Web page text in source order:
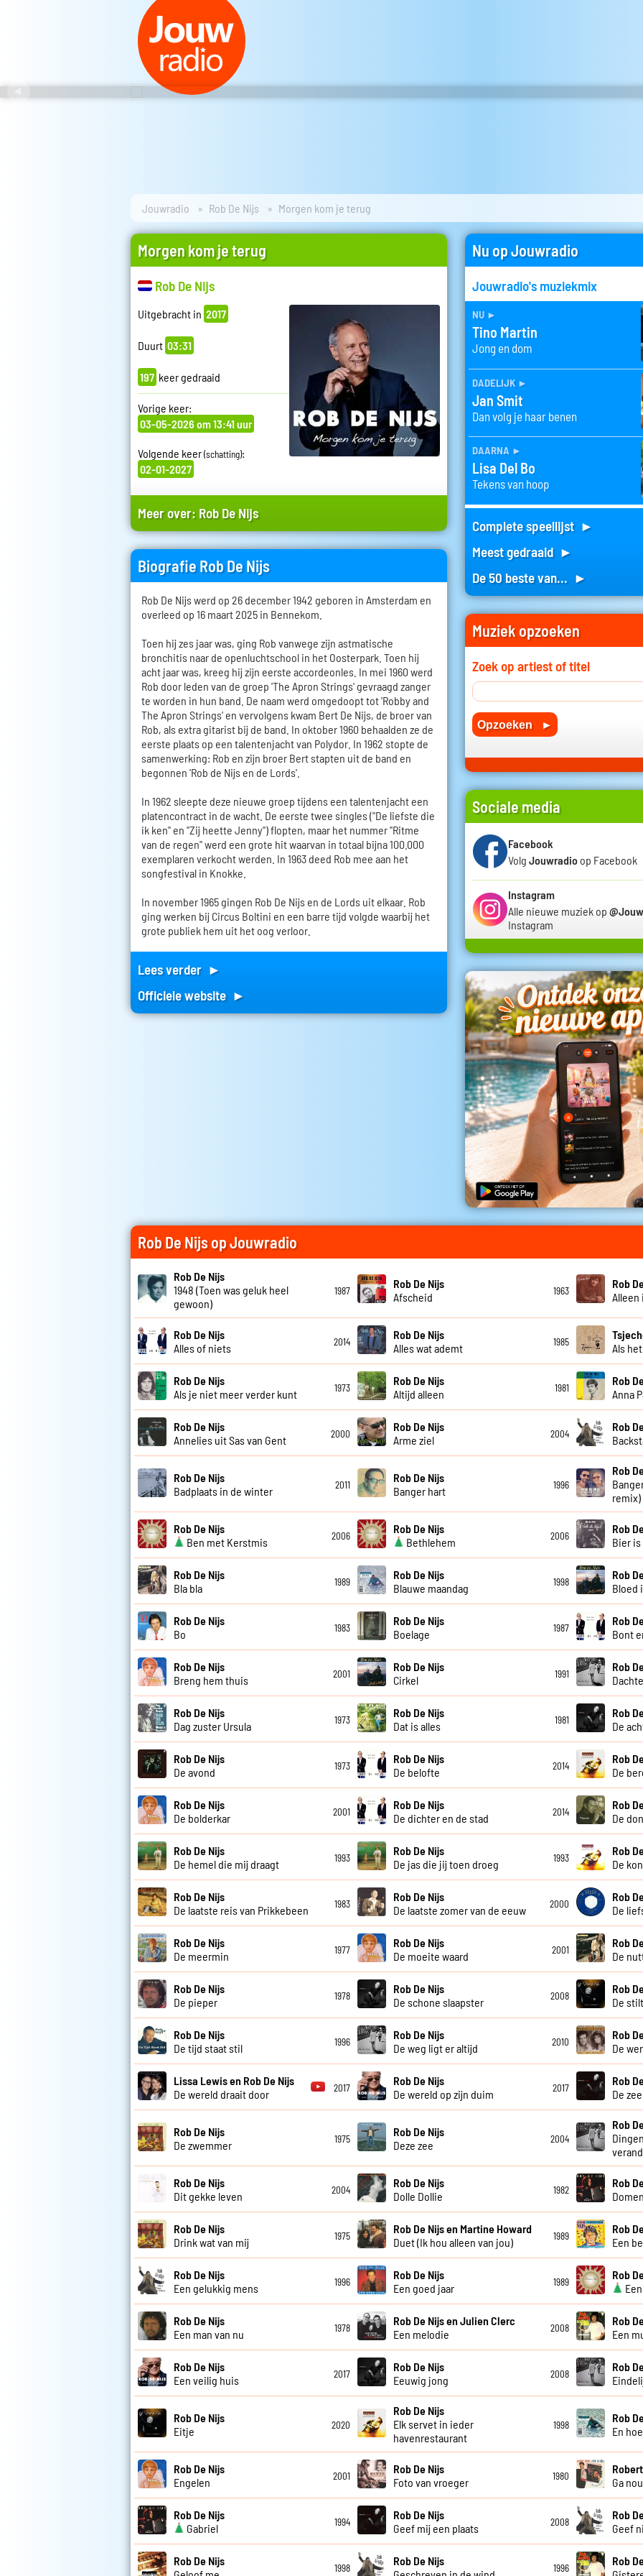
Jouwradio Rob De Nijs Morgen kom je terug
Morgen kom je terug
Rob De Nijs
Uitgebracht in 2017
Duurt 03:31
197 keer gedraaid
Vorige keer:
03-05-2026 om 13:41 uur
Volgende keer(schatting):
02-01-2027
Meer over: Rob De Nijs
Biografie Rob De Nijs
Rob De Nijs werd op 26 december 1942 geboren in Amsterdam en
overleed op 16 maart 2025 in Bennekom.
Toen hij zes jaar was, ging Rob vanwege zijn astmatische
bronchitis naar de openluchtschool in het Oosterpark. Toen hij
acht jaar was, kreeg hij zijn eerste accordeonles. In mei 1960 werd
Rob door leden van de groep 'The Apron Strings' gevraagd zanger
te worden in hun band. De naam werd omgedoopt tot 'Robby and
The Apron Strings' en vervolgens kwam Bert De Nijs, de broer van
Rob, als extra gitarist bij de band. In oktober 1960 behaalden ze de
eerste plaats op een talentenjacht van Polydor. In 1962 stopte de
samenwerking: Rob en zijn broer Bert stapten uit de band en
begonnen 'Rob de Nijs en de Lords'.
In 1962 sleepte deze nieuwe groep tijdens een talentenjacht een
platencontract in de wacht. De eerste twee singles ("De liefste die
ik ken" en "Zij heette Jenny") flopten, maar het nummer "Ritme
van de regen" werd een grote hit waarvan in totaal bijna 100.000
exemplaren verkocht werden. In 1963 deed Rob mee aan het
songfestival in Knokke.
In november 1965 gingen Rob De Nijs en de Lords uit elkaar. Rob
ging werken bij Circus Boltini en een barre tijd volgde waarbij het
grote publiek hem uit het oog verloor.
Lees verder ►
Officiele website ►
Nu op Jouwradio
Jouwradio's muziekmix
nu ►
Tino Martin
Jong en dom
dadelijk ►
Jan Smit
Dan volg je haar benen
daarna ►
Lisa Del Bo
Tekens van hoop
Complete speellijst ►
Meest gedraaid ►
De 50 beste van... ►
Muziek opzoeken
Zoek op artiest of titel
Sociale media
Facebook
Volg Jouwradio op Facebook
Instagram
Alle nieuwe muziek op
Instagram
Rob De Nijs op Jouwradio
Rob De Nijs
1948 (Toen was geluk heel
gewoon)
1987
Rob De Nijs
Afscheid
1963
Rob
Alleen
Rob De Nijs
Alles of niets
2014
Rob De Nijs
Alles wat ademt
1985
Als
Rob De Nijs
Als je niet meer verder kunt
1973
Rob De Nijs
Altijd alleen
1981
Rob
Anna
Rob De Nijs
Annelies uit Sas van Gent
2000
Rob De Nijs
Arme ziel
2004
Rob
Rob De Nijs
Badplaats in de winter
2011
Rob De Nijs
Banger hart
1996
Rob
remix)
Rob De Nijs
Ben met Kerstmis
2006
Rob De Nijs
Bethlehem
2006
Rob
Bier
Rob De Nijs
Bla bla
1989
Rob De Nijs
Blauwe maandag
1998
Rob
Bloed
Rob De Nijs
Bo
1983
Rob De Nijs
Boelage
1987
Rob
Bont
Rob De Nijs
Breng hem thuis
2001
Rob De Nijs
Cirkel
1991
Rob
Rob De Nijs
Dag zuster Ursula
1973
Rob De Nijs
Dat is alles
1981
Rob
De
Rob De Nijs
De avond
1973
Rob De Nijs
De belofte
2014
Rob
De
Rob De Nijs
De bolderkar
2001
Rob De Nijs
De dichter en de stad
2014
Rob
De
Rob De Nijs
De hemel die mij draagt
1993
Rob De Nijs
De jas die jij toen droeg
1993
Rob
De
Rob De Nijs
De laatste reis van Prikkebeen
1983
Rob De Nijs
De laatste zomer van de eeuw
2000
Rob
De
Rob De Nijs
De meermin
1977
Rob De Nijs
De moeite waard
2001
Rob
De
Rob De Nijs
De pieper
1978
Rob De Nijs
De schone slaapster
2008
Rob
De
Rob De Nijs
De tijd staat stil
1996
Rob De Nijs
De weg ligt er altijd
2010
Rob
De
Lissa Lewis en Rob De Nijs
De wereld draait door
2017
Rob De Nijs
De wereld op zijn duim
2017
Rob
De zee
Rob De Nijs
De zwemmer
1975
Rob De Nijs
Deze zee
2004
Rob
Rob De Nijs
Dit gekke leven
2004
Rob De Nijs
Dolle Dollie
1982
Rob
Rob De Nijs
Drink wat van mij
1975
Rob De Nijs en Martine Howard
Duet (Ik hou alleen van jou)
1989
Rob
Een
Rob De Nijs
Een gelukkig mens
1996
Rob De Nijs
Een goed jaar
1989
Rob
Rob De Nijs
Een man van nu
1978
Rob De Nijs en Julien Clerc
Een melodie
2008
Rob
Een
Rob De Nijs
Een veilig huis
2017
Rob De Nijs
Eeuwig jong
2008
Rob
Rob De Nijs
Eitje
2020
Rob De Nijs
Elk servet in ieder
havenrestaurant
1998
Rob
En hoe
Rob De Nijs
Engelen
2001
Rob De Nijs
Foto van vroeger
1980
Ga
Rob De Nijs
Gabriel
1994
Rob De Nijs
Geef mij een plaats
2008
Rob
Geef
Rob De Nijs
1998
Rob De Nijs
1996
Rob